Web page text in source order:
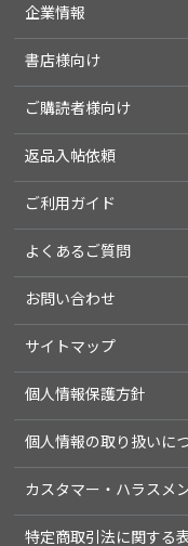
企業情報
書店様向け
ご購読者様向け
返品入帖依頼
ご利用ガイド
よくあるご質問
お問い合わせ
サイトマップ
個人情報保護方針
個人情報の取り扱いに
カスタマー・ハラスメ
特定商取引法に関する